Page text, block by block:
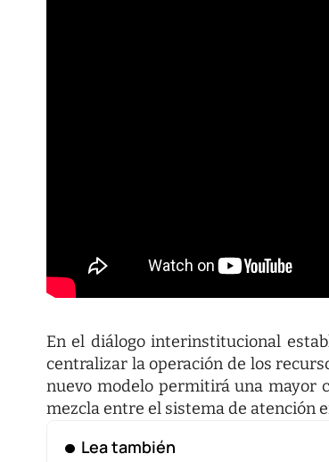
En el diálogo interinstitucional
centralizar la operación de los
nuevo modelo permitirá una mayor
mezcla entre el sistema de atención
Lea también